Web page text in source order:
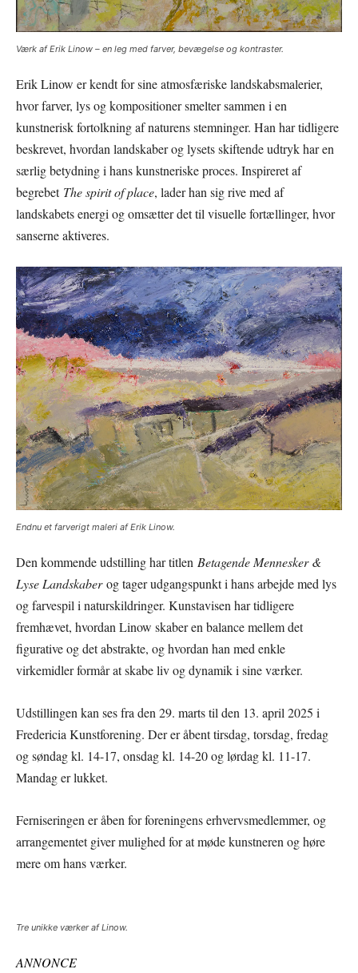
Værk af Erik Linow – en leg med farver, bevægelse og kontraster.
Erik Linow er kendt for sine atmosfæriske landskabsmalerier,
hvor farver, lys og kompositioner smelter sammen i en
kunstnerisk fortolkning af naturens stemninger. Han har tidligere
beskrevet, hvordan landskaber og lysets skiftende udtryk har en
særlig betydning i hans kunstneriske proces. Inspireret af
begrebet The spirit of place, lader han sig rive med af
landskabets energi og omsætter det til visuelle fortællinger, hvor
sanserne aktiveres.
Endnu et farverigt maleri af Erik Linow.
Den kommende udstilling har titlen Betagende Mennesker &
Lyse Landskaberog tager udgangspunkt i hans arbejde med lys
og farvespil i naturskildringer. Kunstavisen har tidligere
fremhævet, hvordan Linow skaber en balance mellem det
figurative og det abstrakte, og hvordan han med enkle
virkemidler formår at skabe liv og dynamik i sine værker.
Udstillingen kan ses fra den 29. marts til den 13. april 2025 i
Fredericia Kunstforening. Der er åbent tirsdag, torsdag, fredag
og søndag kl. 14-17, onsdag kl. 14-20 og lørdag kl. 11-17.
Mandag er lukket.
Ferniseringen er åben for foreningens erhvervsmedlemmer, og
arrangementet giver mulighed for at møde kunstneren og høre
mere om hans værker.
Tre unikke værker af Linow.
ANNONCE